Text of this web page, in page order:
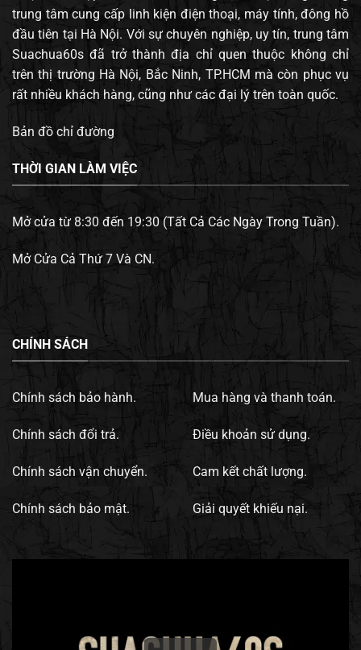
trung tâm cung cấp linh kiện điện thoại, máy tính, đông hồ
đầu tiên tại Hà Nội. Với sự chuyên nghiệp, uy tín, trung tâm
Suachua60s đã trở thành địa chỉ quen thuộc không chỉ
trên thị trường Hà Nội, Bắc Ninh, TP.HCM mà còn phục vụ
rất nhiều khách hàng, cũng như các đại lý trên toàn quốc.
Bản đồ chỉ đường
THỜI GIAN LÀM VIỆC
Mở cửa từ 8:30 đến 19:30 (Tất Cả Các Ngày Trong Tuần).
Mở Cửa Cả Thứ 7 Và CN.
CHÍNH SÁCH
Chính sách bảo hành.
Chính sách đổi trả.
Chính sách vận chuyển.
Chính sách bảo mật.
Mua hàng và thanh toán.
Điều khoản sử dụng.
Cam kết chất lượng.
Giải quyết khiếu nại.